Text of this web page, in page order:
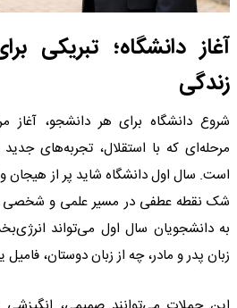
آغاز دانشگاه؛ تبریکی
زندگی
شروع دانشگاه برای هر دانشجو، آغاز
مرحله‌ای که با استقلال، تجربه‌های
است. سال اول دانشگاه شاید پر از هیجان
شک نقطه عطفی در مسیر علمی و شخصی
به دانشجویان سال اول می‌تواند
زبان پدر و مادر، چه از زبان دوستان، فامیل